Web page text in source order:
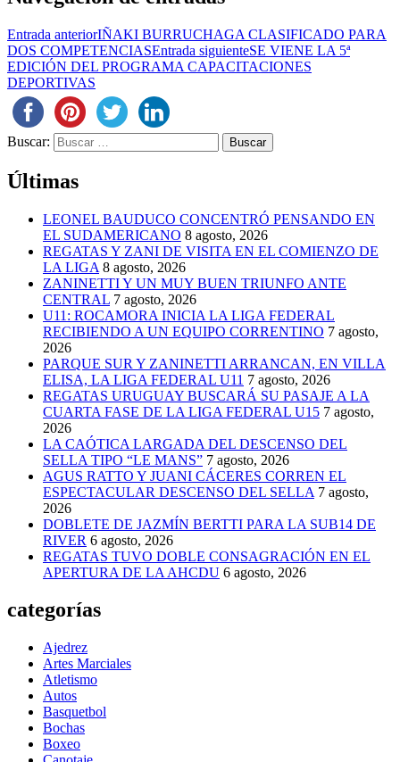
Entrada anteriorIÑAKI BURRUCHAGA CLASIFICADO PARA
DOS COMPETENCIASEntrada siguienteSE VIENE LA 5ª
EDICIÓN DEL PROGRAMA CAPACITACIONES
DEPORTIVAS
Buscar:
Últimas
LEONEL BAUDUCO CONCENTRÓ PENSANDO EN
EL SUDAMERICANO 8 agosto, 2026
REGATAS Y ZANI DE VISITA EN EL COMIENZO DE
LA LIGA 8 agosto, 2026
ZANINETTI Y UN MUY BUEN TRIUNFO ANTE
CENTRAL 7 agosto, 2026
U11: ROCAMORA INICIA LA LIGA FEDERAL
RECIBIENDO A UN EQUIPO CORRENTINO 7 agosto,
2026
PARQUE SUR Y ZANINETTI ARRANCAN, EN VILLA
ELISA, LA LIGA FEDERAL U11 7 agosto, 2026
REGATAS URUGUAY BUSCARÁ SU PASAJE A LA
CUARTA FASE DE LA LIGA FEDERAL U15 7 agosto,
2026
LA CAÓTICA LARGADA DEL DESCENSO DEL
SELLA TIPO “LE MANS” 7 agosto, 2026
AGUS RATTO Y JUANI CÁCERES CORREN EL
ESPECTACULAR DESCENSO DEL SELLA 7 agosto,
2026
DOBLETE DE JAZMÍN BERTTI PARA LA SUB14 DE
RIVER 6 agosto, 2026
REGATAS TUVO DOBLE CONSAGRACIÓN EN EL
APERTURA DE LA AHCDU 6 agosto, 2026
categorías
Ajedrez
Artes Marciales
Atletismo
Autos
Basquetbol
Bochas
Boxeo